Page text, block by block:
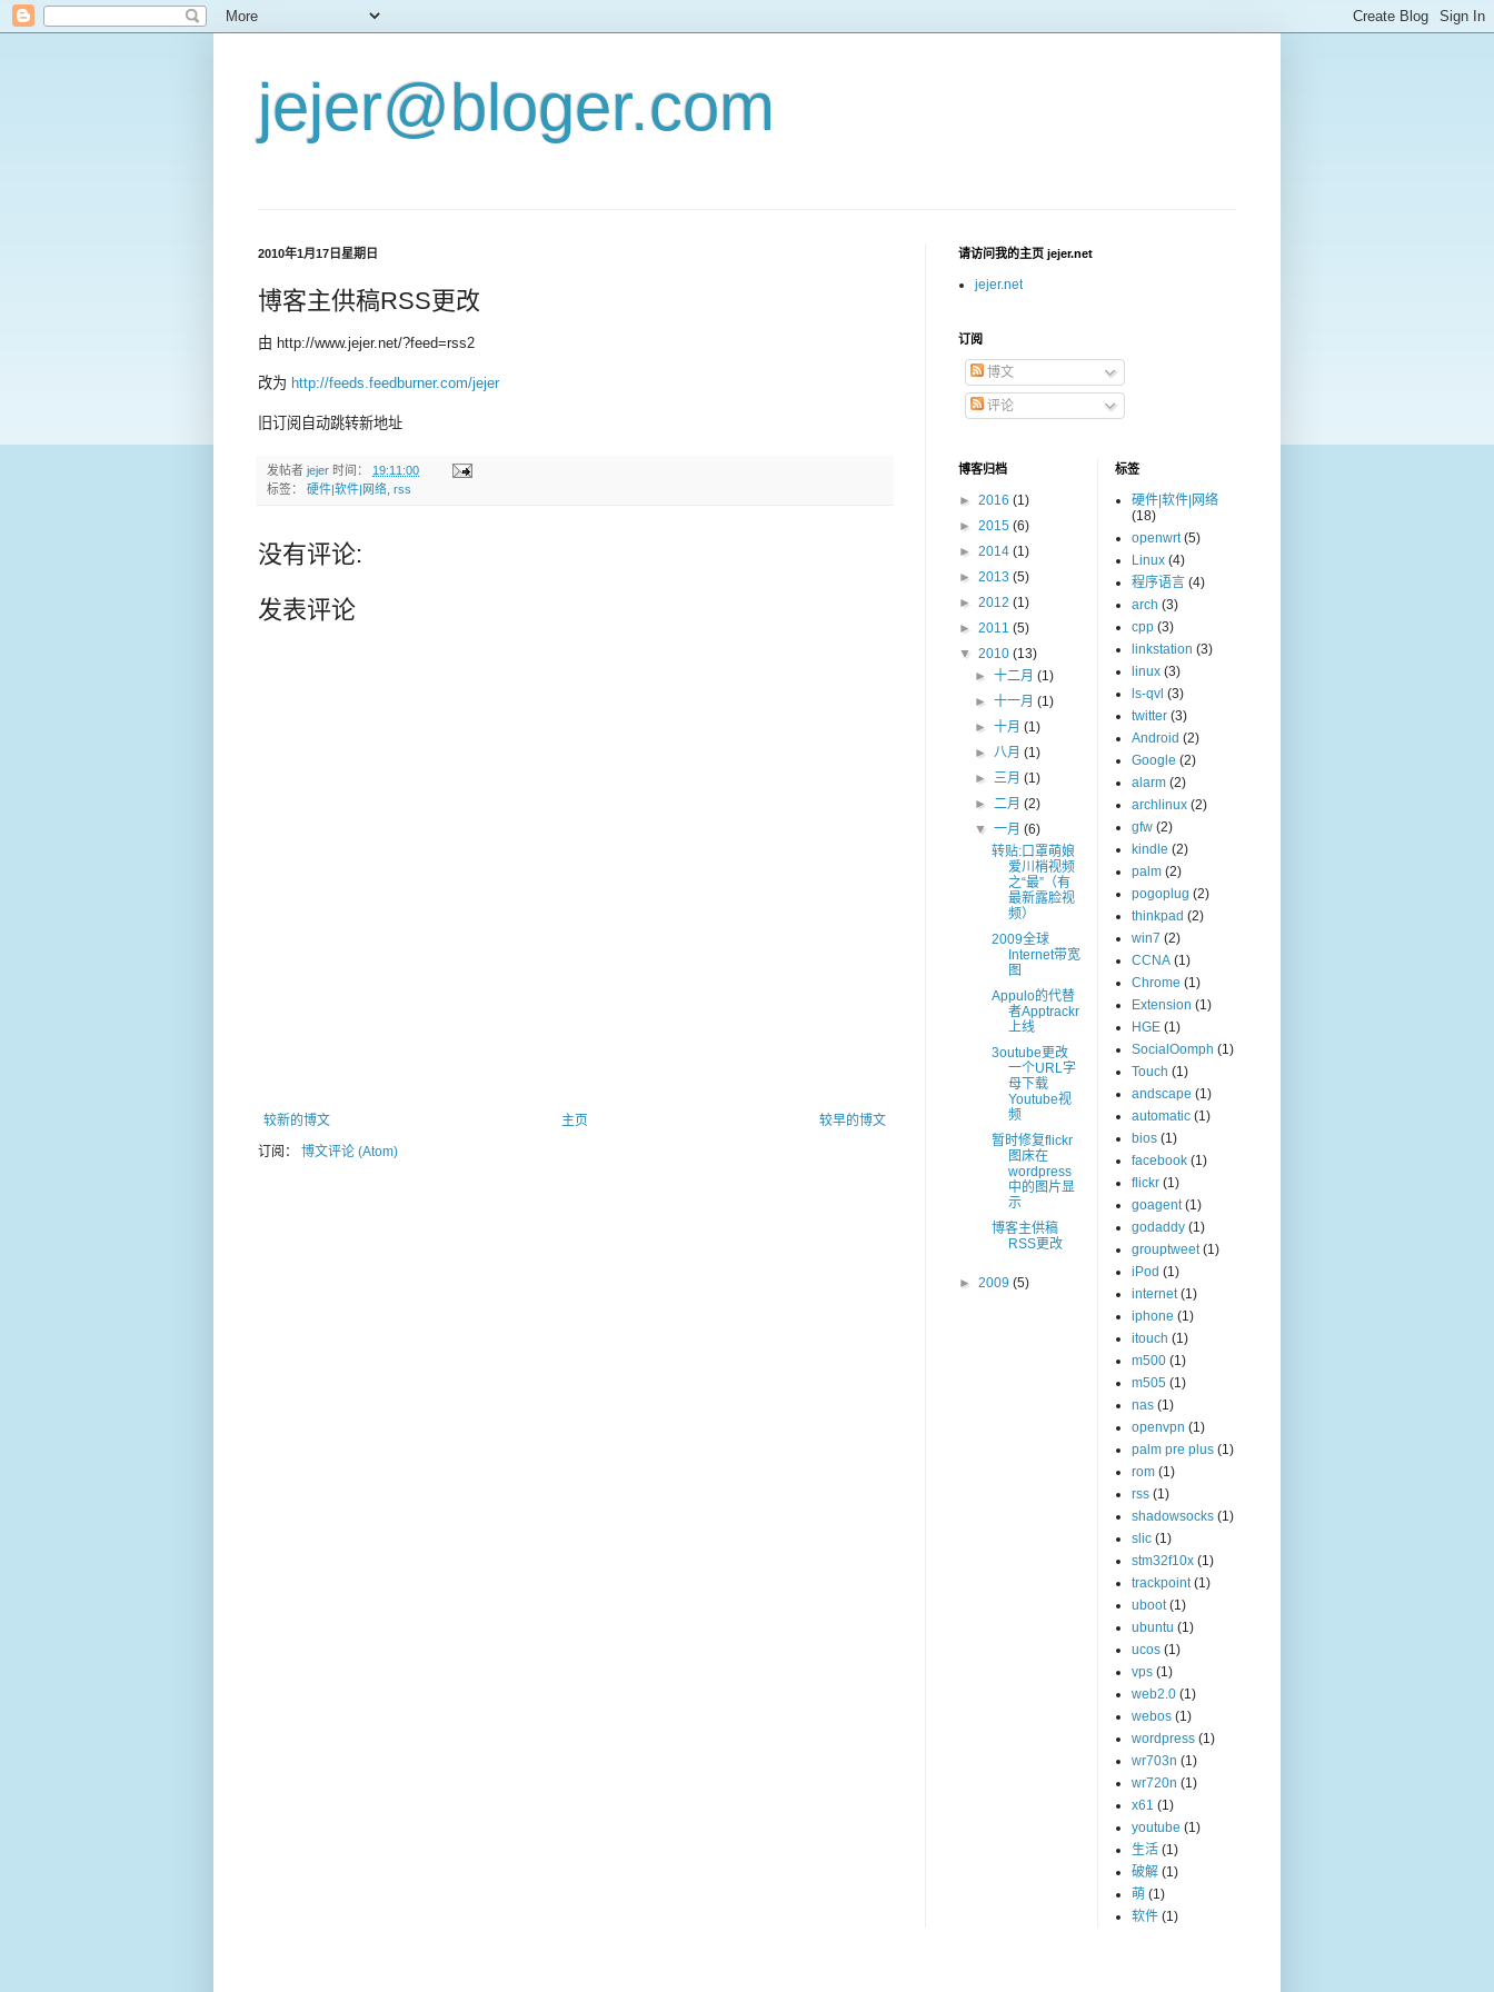
jejer@bloger.com
2010年1月17日星期日
博客主供稿RSS更改
由 http://www.jejer.net/?feed=rss2
改为 http://feeds.feedburner.com/jejer
旧订阅自动跳转新地址
发帖者 jejer 时间： 19:11:00
标签： 硬件|软件|网络 rss
没有评论:
发表评论
较新的博文 较早的博文
主页
订阅： 博文评论 (Atom)
请访问我的主页 jejer.net
jejer.net
订阅
博文
评论
博客归档
► 2016 (1)
► 2015 (6)
► 2014 (1)
► 2013 (5)
► 2012 (1)
► 2011 (5)
▼ 2010 (13)
►十二月(1)
►十一月(1)
►十月(1)
►八月(1)
►三月(1)
►二月(2)
▼一月(6)
转贴:口罩萌娘
爱川梢视频
之“最”（有
最新露脸视
频）
2009全球
Internet带宽
图
Appulo的代替
者Apptrackr
上线
3outube更改
一个URL字
母下载
Youtube视
频
暂时修复flickr
图床在
wordpress
中的图片显
示
博客主供稿
RSS更改
► 2009 (5)
标签
硬件|软件|网络
(18)
openwrt (5)
Linux (4)
程序语言 (4)
arch (3)
cpp (3)
linkstation (3)
linux (3)
ls-qvl (3)
twitter (3)
Android (2)
Google (2)
alarm (2)
archlinux (2)
gfw (2)
kindle (2)
palm (2)
pogoplug (2)
thinkpad (2)
win7 (2)
CCNA (1)
Chrome (1)
Extension (1)
HGE (1)
SocialOomph (1)
Touch (1)
andscape (1)
automatic (1)
bios (1)
facebook (1)
flickr (1)
goagent (1)
godaddy (1)
grouptweet (1)
iPod (1)
internet (1)
iphone (1)
itouch (1)
m500 (1)
m505 (1)
nas (1)
openvpn (1)
palm pre plus (1)
rom (1)
rss (1)
shadowsocks (1)
slic (1)
stm32f10x (1)
trackpoint (1)
uboot (1)
ubuntu (1)
ucos (1)
vps (1)
web2.0 (1)
webos (1)
wordpress (1)
wr703n (1)
wr720n (1)
x61 (1)
youtube (1)
生活 (1)
破解 (1)
萌 (1)
软件 (1)